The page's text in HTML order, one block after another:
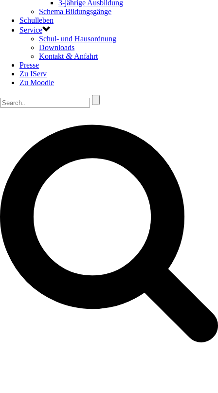
3-jährige Ausbildung
Schema Bildungsgänge
Schulleben
Service
Schul- und Hausordnung
Downloads
Kontakt & Anfahrt
Presse
Zu IServ
Zu Moodle